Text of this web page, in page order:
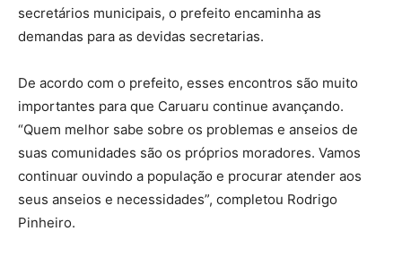
secretários municipais, o prefeito encaminha as
demandas para as devidas secretarias.
De acordo com o prefeito, esses encontros são muito
importantes para que Caruaru continue avançando.
“Quem melhor sabe sobre os problemas e anseios de
suas comunidades são os próprios moradores. Vamos
continuar ouvindo a população e procurar atender aos
seus anseios e necessidades”, completou Rodrigo
Pinheiro.